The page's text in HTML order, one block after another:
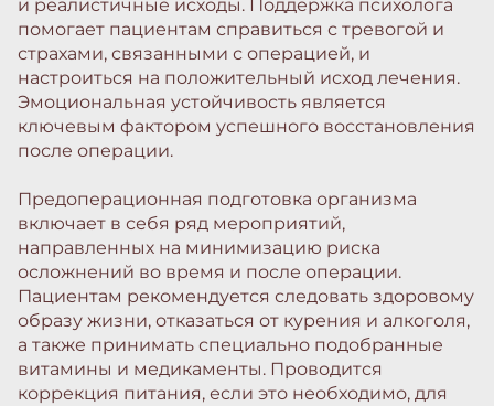
и реалистичные исходы. Поддержка психолога
помогает пациентам справиться с тревогой и
страхами, связанными с операцией, и
настроиться на положительный исход лечения.
Эмоциональная устойчивость является
ключевым фактором успешного восстановления
после операции.
Предоперационная подготовка организма
включает в себя ряд мероприятий,
направленных на минимизацию риска
осложнений во время и после операции.
Пациентам рекомендуется следовать здоровому
образу жизни, отказаться от курения и алкоголя,
а также принимать специально подобранные
витамины и медикаменты. Проводится
коррекция питания, если это необходимо, для